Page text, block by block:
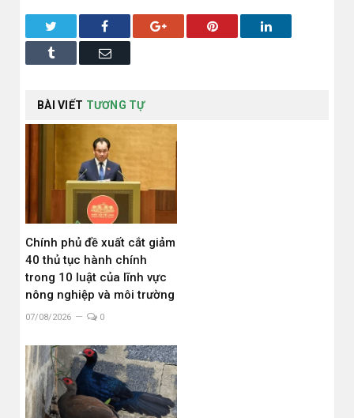
Facebook Google+ Pinterest LinkedIn
Tumblr Email
BÀI VIẾT TƯƠNG TỰ
Chính phủ đề xuất cắt giảm
40 thủ tục hành chính
trong 10 luật của lĩnh vực
nông nghiệp và môi trường
07/08/2026 0